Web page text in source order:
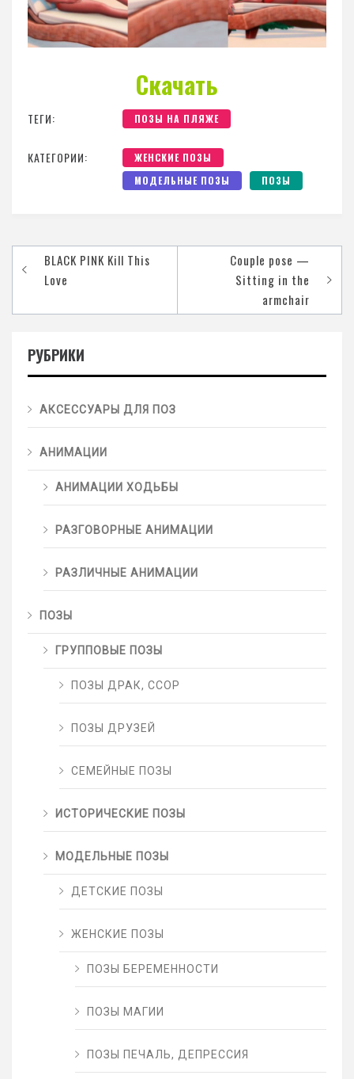
Скачать
ТЕГИ: ПОЗЫ НА ПЛЯЖЕ
КАТЕГОРИИ:
ЖЕНСКИЕ ПОЗЫ
МОДЕЛЬНЫЕ ПОЗЫ
ПОЗЫ
BLACK PINK Kill This
Love
Couple pose —
Sitting in the
armchair
РУБРИКИ
АКСЕССУАРЫ ДЛЯ ПОЗ
АНИМАЦИИ
АНИМАЦИИ ХОДЬБЫ
РАЗГОВОРНЫЕ АНИМАЦИИ
РАЗЛИЧНЫЕ АНИМАЦИИ
ПОЗЫ
ГРУППОВЫЕ ПОЗЫ
ПОЗЫ ДРАК, ССОР
ПОЗЫ ДРУЗЕЙ
СЕМЕЙНЫЕ ПОЗЫ
ИСТОРИЧЕСКИЕ ПОЗЫ
МОДЕЛЬНЫЕ ПОЗЫ
ДЕТСКИЕ ПОЗЫ
ЖЕНСКИЕ ПОЗЫ
ПОЗЫ БЕРЕМЕННОСТИ
ПОЗЫ МАГИИ
ПОЗЫ ПЕЧАЛЬ, ДЕПРЕССИЯ